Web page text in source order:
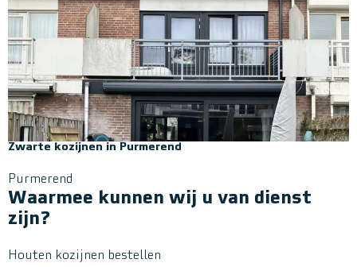
Zwarte kozijnen in Purmerend
Purmerend
Waarmee kunnen wij u van dienst
zijn?
Houten kozijnen bestellen